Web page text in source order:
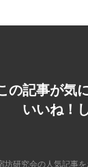
の記事が気
いいね！
坊研究会の人気記事を